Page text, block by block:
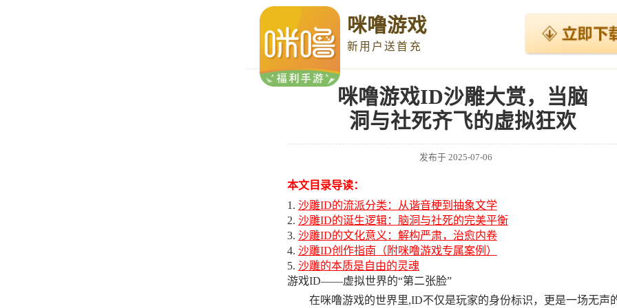
咪噜游戏
新用户送首充
咪噜游戏ID沙雕大赏，当脑
洞与社死齐飞的虚拟狂欢
发布于 2025-07-06
本文目录导读：
沙雕ID的流派分类：从谐音梗到抽象文学
沙雕ID的诞生逻辑：脑洞与社死的完美平衡
沙雕ID的文化意义：解构严肃，治愈内卷
沙雕ID创作指南（附咪噜游戏专属案例）
沙雕的本质是自由的灵魂
游戏ID——虚拟世界的“第二张脸”
在咪噜游戏的世界里,ID不仅是玩家的身份标识，更是一场无声